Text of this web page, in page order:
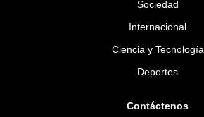
Sociedad
Internacional
Ciencia y Tecnología
Deportes
Contáctenos